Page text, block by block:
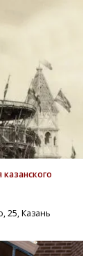
25, Казань